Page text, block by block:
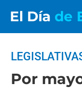
El Día de
Por